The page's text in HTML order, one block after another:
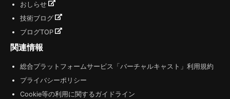
おしらせ
技術ブログ
ブログTOP
関連情報
総合プラットフォームサービス「バーチャルキャスト」利用規約
プライバシーポリシー
Cookie等の利用に関するガイドライン